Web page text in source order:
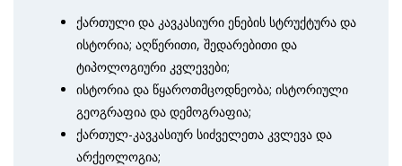
ქართული და კავკასიური ენების სტრუქტურა და
ისტორია; აღწერითი, შედარებითი და
ტიპოლოგიური კვლევები;
ისტორია და წყაროთმცოდნეობა; ისტორიული
გეოგრაფია და დემოგრაფია;
ქართულ-კავკასიურ სიძველეთა კვლევა და
არქეოლოგია;